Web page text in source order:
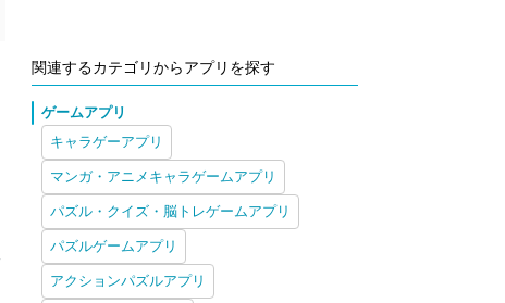
関連するカテゴリからアプリを探す
ゲームアプリ
キャラゲーアプリ
マンガ・アニメキャラゲームアプリ
パズル・クイズ・脳トレゲームアプリ
パズルゲームアプリ
アクションパズルアプリ